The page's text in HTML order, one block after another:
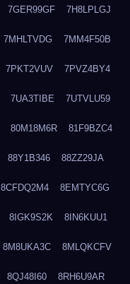
7GER99GF 7H8LPLGJ
7MHLTVDG 7MM4F50B
7PKT2VUV 7PVZ4BY4
7UA3TIBE 7UTVLU59
80M18M6R 81F9BZC4
88Y1B346 88ZZ29JA
8CFDQ2M4 8EMTYC6G
8IGK9S2K 8IN6KUU1
8M8UKA3C 8MLQKCFV
8QJ48I60 8RH6U9AR